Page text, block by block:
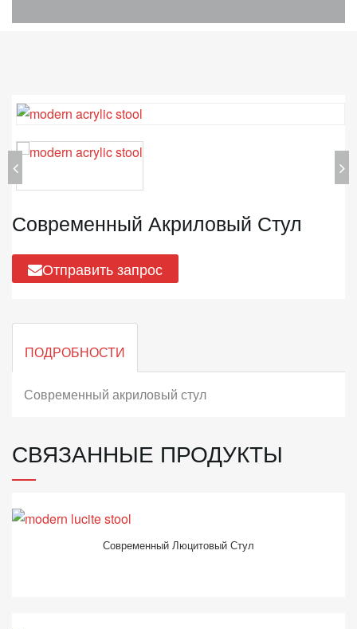
Современный Акриловый Стул
Отправить запрос
ПОДРОБНОСТИ
Современный акриловый стул
СВЯЗАННЫЕ ПРОДУКТЫ
Современный Люцитовый Стул